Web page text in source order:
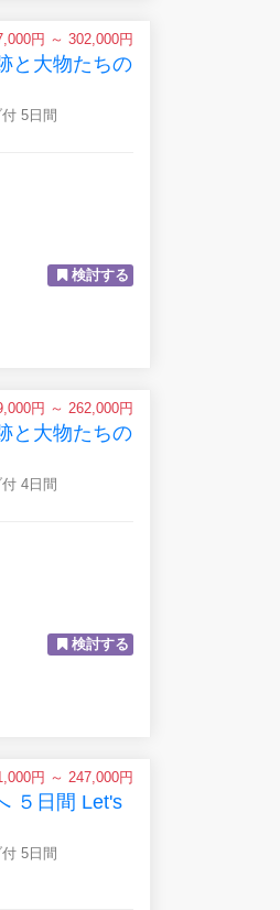
円 ～ 302,000円
と大物たちの
5日間
検討する
円 ～ 262,000円
と大物たちの
4日間
検討する
円 ～ 247,000円
５日間 Let's
5日間